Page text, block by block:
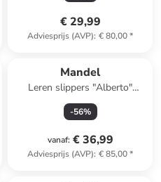
€ 29,99
Adviesprijs (AVP): € 80,00*
Mandel
Leren slippers "Alberto"
antraciet
-56%
vanaf: € 36,99
Adviesprijs (AVP): € 85,00*